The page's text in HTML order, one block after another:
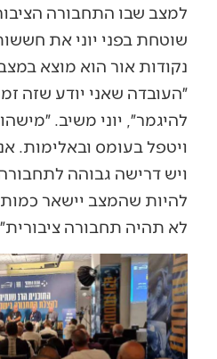
למצב שבו התחבורה
שוטחת בפני יוני את
נקודות אור הוא מוצא
״העובדה שאני יודע שזה
להיגמר״, יוני משיב.
ויטפל בעומס ובאלימות.
ויש דרישה גבוהה
להיות שהמצב יישאר
לא תהיה תחבורה